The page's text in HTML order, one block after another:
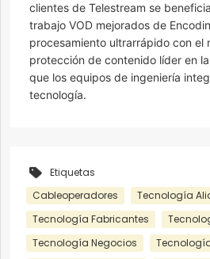
clientes de Telestream se
trabajo VOD mejorados de
procesamiento ultrarrápido con el
protección de contenido líder en
que los equipos de ingeniería
tecnología.
Etiquetas
Cableoperadores
Tecnología
Tecnología Fabricantes
Tecnología Negocios